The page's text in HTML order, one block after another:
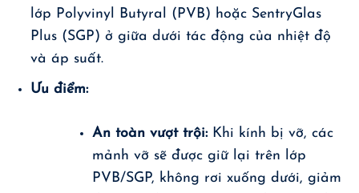
lớp Polyvinyl Butyral (PVB) hoặc SentryGlas
Plus (SGP) ở giữa dưới tác động của nhiệt độ
và áp suất.
Ưu điểm:
An toàn vượt trội:Khi kính bị vỡ, các
mảnh vỡ sẽ được giữ lại trên lớp
PVB/SGP, không rơi xuống dưới, giảm